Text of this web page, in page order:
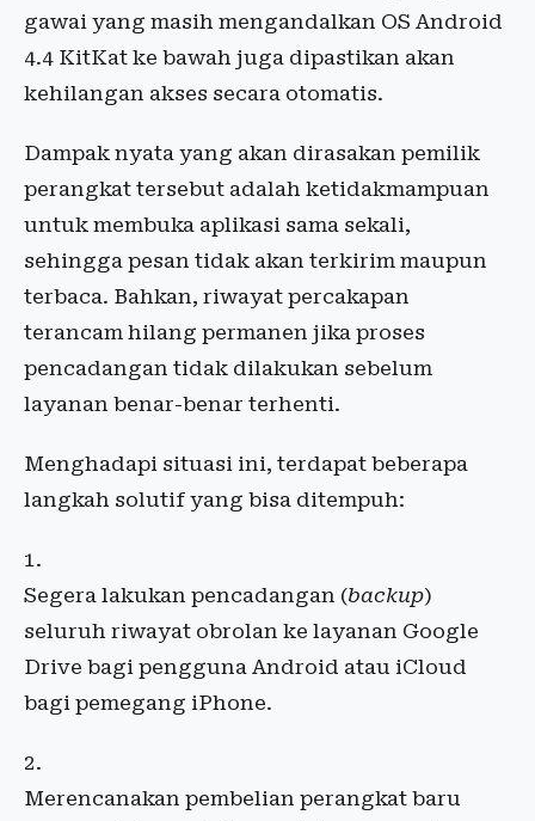
gawai yang masih mengandalkan OS Android
4.4 KitKat ke bawah juga dipastikan akan
kehilangan akses secara otomatis.
Dampak nyata yang akan dirasakan pemilik
perangkat tersebut adalah ketidakmampuan
untuk membuka aplikasi sama sekali,
sehingga pesan tidak akan terkirim maupun
terbaca. Bahkan, riwayat percakapan
terancam hilang permanen jika proses
pencadangan tidak dilakukan sebelum
layanan benar-benar terhenti.
Menghadapi situasi ini, terdapat beberapa
langkah solutif yang bisa ditempuh:
Segera lakukan pencadangan (backup)
seluruh riwayat obrolan ke layanan Google
Drive bagi pengguna Android atau iCloud
bagi pemegang iPhone.
Merencanakan pembelian perangkat baru